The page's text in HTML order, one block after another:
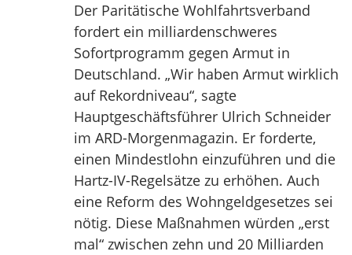
Der Paritätische Wohlfahrtsverband
fordert ein milliardenschweres
Sofortprogramm gegen Armut in
Deutschland. „Wir haben Armut wirklich
auf Rekordniveau“, sagte
Hauptgeschäftsführer Ulrich Schneider
im ARD-Morgenmagazin. Er forderte,
einen Mindestlohn einzuführen und die
Hartz-IV-Regelsätze zu erhöhen. Auch
eine Reform des Wohngeldgesetzes sei
nötig. Diese Maßnahmen würden „erst
mal“ zwischen zehn und 20 Milliarden